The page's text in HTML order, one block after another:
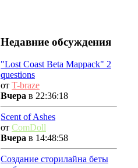
Недавние обсуждения
"Lost Coast Beta Mappack" 2
questions
от T-braze
Вчера в 22:36:18
Scent of Ashes
от ComDoll
Вчера в 14:48:58
Создание сторилайна беты